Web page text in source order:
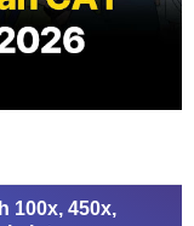
100x, 450x,